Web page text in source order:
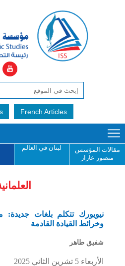
French Articles
مقالات المؤسس
منصور عازار
لبنان في العالم
نيويورك تتكلم بلغات جديدة:
وخرائط القيادة القادمة
شفيق طاهر
الأربعاء 5 تشرين الثاني 2025